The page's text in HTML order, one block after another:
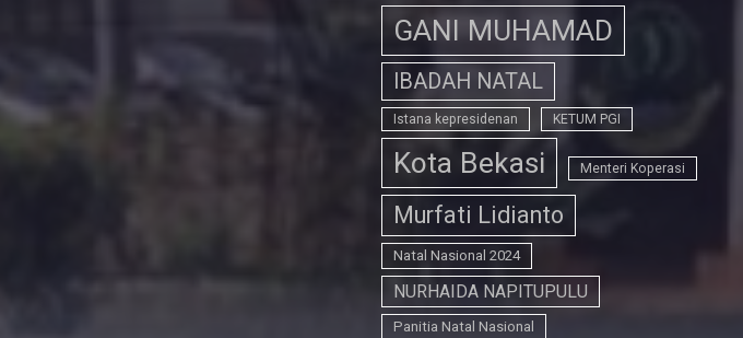
GANI MUHAMAD
IBADAH NATAL
Istana kepresidenan KETUM PGI
Kota Bekasi Menteri Koperasi
Murfati Lidianto
Natal Nasional 2024
NURHAIDA NAPITUPULU
Panitia Natal Nasional